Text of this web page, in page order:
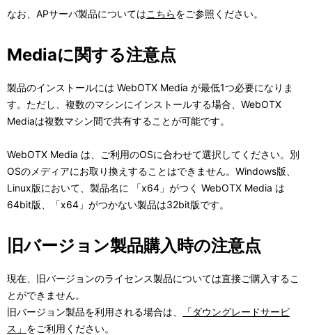
し
ま
す
ン
なお、APサーバ製品についてはこちらをご参照ください。
Mediaに関する注意点
製品のインストールには WebOTX Media が最低1つ必要になりま
す。ただし、複数のマシンにインストールする場合、WebOTX
Mediaは複数マシン間で共有することが可能です。
WebOTX Media は、ご利用のOSに合わせて選択してください。別
OSのメディアにお取り換えすることはできません。Windows版、
Linux版において、製品名に 「x64」がつく WebOTX Media は
64bit版、「x64」がつかない製品は32bit版です。
旧バージョン製品購入時の注意点
現在、旧バージョンのライセンス製品については直接ご購入するこ
とができません。
旧バージョン製品を利用される場合は、
「ダウングレードサービ
ス」 をご利用ください。